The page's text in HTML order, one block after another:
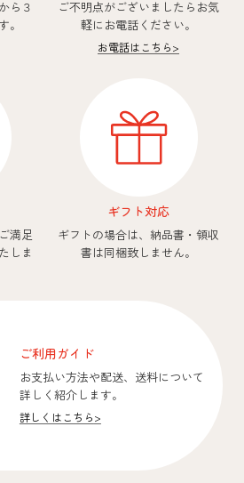
ら ３
。
ご不明点がございましたら お気
軽にお電話ください。
お電話はこちら>
ご満足
しま
ギフト対応
ギフトの場合は、納品書・領収
書は同梱致しません。
ご利用ガイド
お支払い方法や配送、送料について
詳しく紹介します。
詳しくはこちら>